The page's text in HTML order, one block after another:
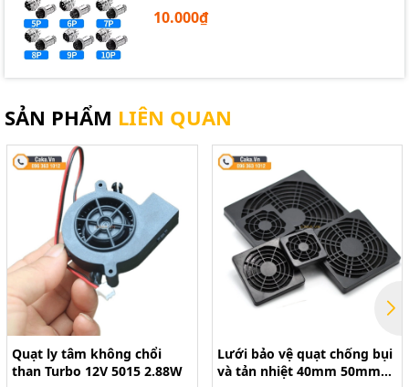
Lưới bảo vệ quạt tản nhiệt 12x12cm
10.000₫
SẢN PHẨM LIÊN QUAN
Quạt ly tâm không chổi
than Turbo 12V 5015 2.88W
Lưới bảo vệ quạt chống bụi
và tản nhiệt 40mm 50mm